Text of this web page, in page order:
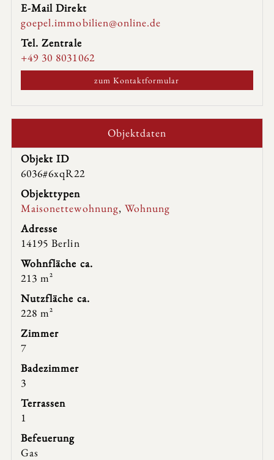
E-Mail Direkt
goepel.immobilien@online.de
Tel. Zentrale
+49 30 8031062
zum Kontaktformular
Objektdaten
Objekt ID
6036#6xqR22
Objekttypen
Maisonettewohnung, Wohnung
Adresse
14195 Berlin
Wohnfläche ca.
213 m²
Nutzfläche ca.
228 m²
Zimmer
7
Badezimmer
3
Terrassen
1
Befeuerung
Gas